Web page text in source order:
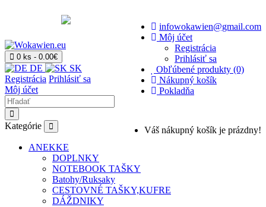
infowokawien@gmail.com
Môj účet
Registrácia
Prihlásiť sa
Obľúbené produkty (0)
Nákupný košík
Pokladňa
0 ks - 0.00€
Váš nákupný košík je prázdny!
DE
SK
Registrácia Prihlásiť sa
Môj účet
Kategórie
ANEKKE
DOPLNKY
NOTEBOOK TAŠKY
Batohy/Ruksaky
CESTOVNÉ TAŠKY,KUFRE
DÁŽDNIKY